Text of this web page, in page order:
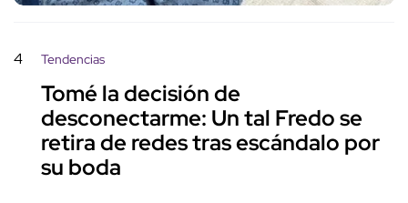
4 Tendencias
Tomé la decisión de
desconectarme: Un tal Fredo se
retira de redes tras escándalo por
su boda